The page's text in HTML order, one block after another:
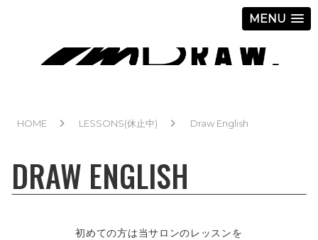
MENU
HOME LESSONS(休止中) Draw English
DRAW ENGLISH
初めての方は当サロンのレッスンを